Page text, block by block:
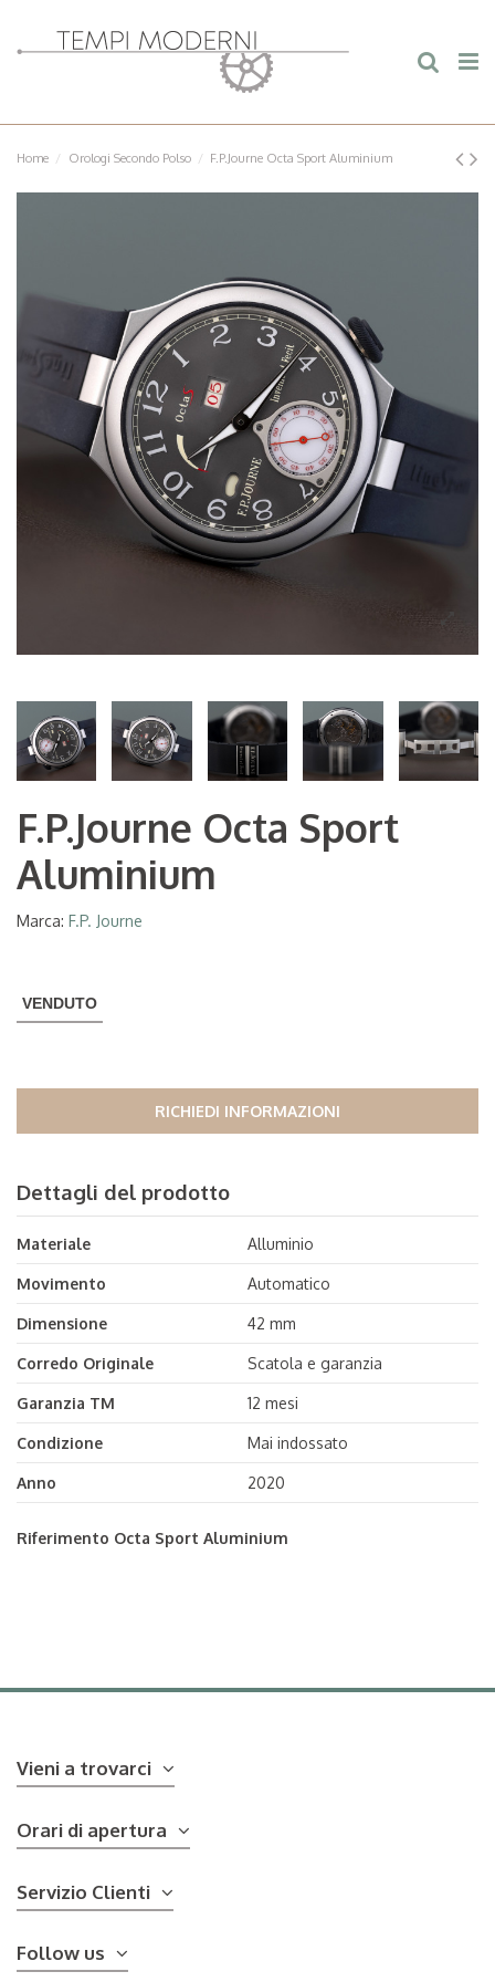
Home Orologi Secondo Polso F.P.Journe Octa Sport Aluminium
F.P.Journe Octa Sport
Aluminium
Marca: F.P. Journe
VENDUTO
RICHIEDI INFORMAZIONI
Dettagli del prodotto
Materiale Alluminio
Movimento Automatico
Dimensione 42 mm
Corredo Originale Scatola e garanzia
Garanzia TM 12 mesi
Condizione Mai indossato
Anno 2020
Riferimento Octa Sport Aluminium
Vieni a trovarci
Orari di apertura
Servizio Clienti
Follow us